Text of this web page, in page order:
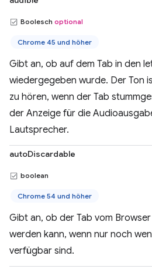
Boolesch optional
Chrome 45 und höher
Gibt an, ob auf dem Tab in den
wiedergegeben wurde. Der Ton
zu hören, wenn der Tab
der Anzeige für die
Lautsprecher.
autoDiscardable
boolean
Chrome 54 und höher
Gibt an, ob der Tab vom
werden kann, wenn nur noch
verfügbar sind.